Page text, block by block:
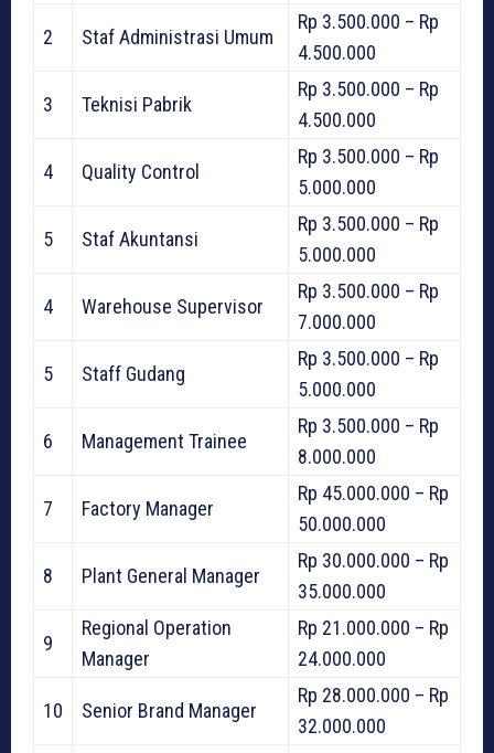
2 Staf Administrasi Umum
Rp 3.500.000 – Rp
4.500.000
3 Teknisi Pabrik
Rp 3.500.000 – Rp
4.500.000
4 Quality Control
Rp 3.500.000 – Rp
5.000.000
5 Staf Akuntansi
Rp 3.500.000 – Rp
5.000.000
4 Warehouse Supervisor
Rp 3.500.000 – Rp
7.000.000
5 Staff Gudang
Rp 3.500.000 – Rp
5.000.000
6 Management Trainee
Rp 3.500.000 – Rp
8.000.000
7 Factory Manager
Rp 45.000.000 – Rp
50.000.000
8 Plant General Manager
Rp 30.000.000 – Rp
35.000.000
9
Regional Operation
Manager
Rp 21.000.000 – Rp
24.000.000
10 Senior Brand Manager
Rp 28.000.000 – Rp
32.000.000